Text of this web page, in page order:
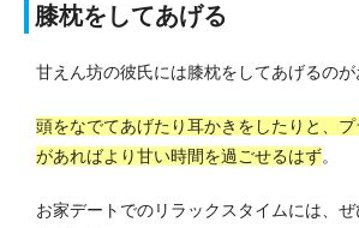
膝枕をしてあげる
甘えん坊の彼氏には膝枕をしてあげるのが
頭をなでてあげたり耳かきをしたりと、
があればより甘い時間を過ごせるはず。
お家デートでのリラックスタイムには、